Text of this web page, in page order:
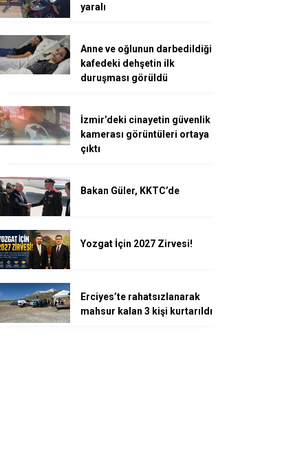
yaralı
Anne ve oğlunun darbedildiği
kafedeki dehşetin ilk
duruşması görüldü
İzmir’deki cinayetin güvenlik
kamerası görüntüleri ortaya
çıktı
Bakan Güler, KKTC’de
Yozgat İçin 2027 Zirvesi!
Erciyes’te rahatsızlanarak
mahsur kalan 3 kişi kurtarıldı